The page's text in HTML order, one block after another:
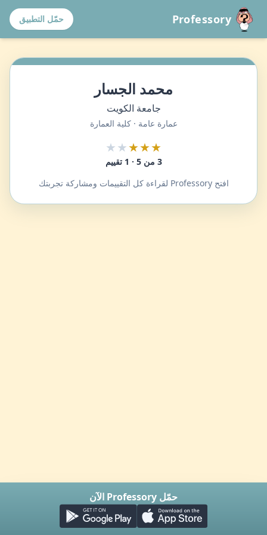
Professory حمّل التطبيق
محمد الجسار
جامعة الكويت
عمارة عامة · كلية العمارة
★★★
★★
3 من 5 · 1 تقييم
افتح Professory لقراءة كل التقييمات ومشاركة تجربتك
حمّل Professory الآن